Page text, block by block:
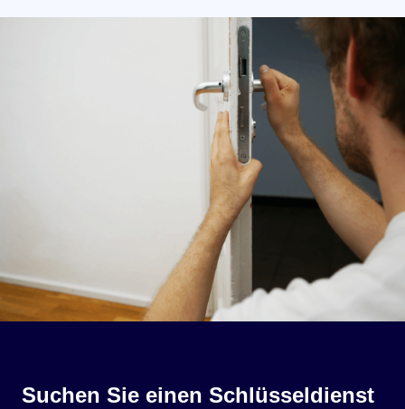
Suchen Sie einen Schlüsseldienst